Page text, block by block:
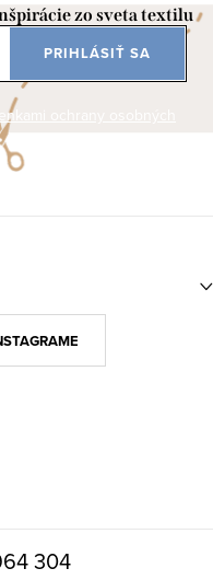
zo sveta textilu
ochrany osobných
PRIHLÁSIŤ SA
304